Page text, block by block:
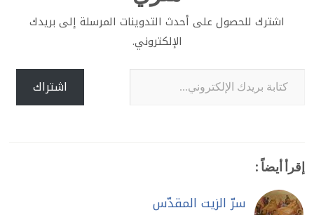
اشترك للحصول على أحدث التدوينات المرسلة إلى بريدك
الإلكتروني.
كتابة بريدك الإلكتروني...
اشتراك
إقرأ أيضاً :
سرّ الزيت المقدّس